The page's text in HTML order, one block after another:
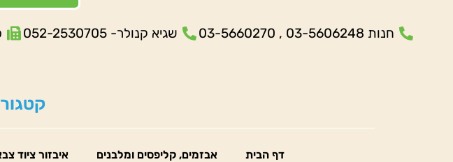
חנות 03-5606248 , 03-5660270 שגיא קנולר- 052-2530705
דף הבית אבזמים, קליפסים ומלבנים איבזור ציוד